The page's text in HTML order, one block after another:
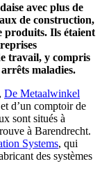
avec plus de
de construction,
produits. Ils étaient
travail, y compris
arrêts maladies.
De Metaalwinkel
d’un comptoir de
sont situés à
à Barendrecht.
Systems, qui
des systèmes